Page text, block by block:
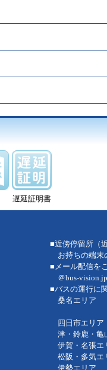
遅延証明書
■近傍停留所（
お持ちの端末
■メール配信を
＠bus-vision.jp
■バスの運行に
桑名エリ
：八風
四日市エリ
津・鈴鹿・亀
伊賀・名張
松阪・多気
伊勢エリ